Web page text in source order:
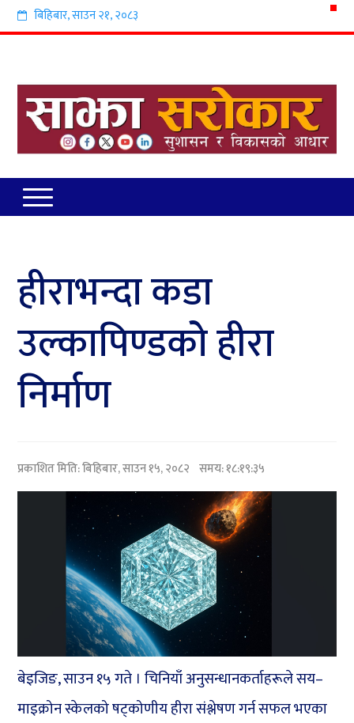
बिहिबार,साउन२१,२०८३
हीराभन्दा कडा
उल्कापिण्डको हीरा
निर्माण
प्रकाशित मिति:बिहिबार, साउन १५, २०८२ समय: १८:१९:३५
बेइजिङ, साउन १५ गते । चिनियाँ अनुसन्धानकर्ताहरूले सय–
माइक्रोन स्केलको षट्कोणीय हीरा संश्लेषण गर्न सफल भएका